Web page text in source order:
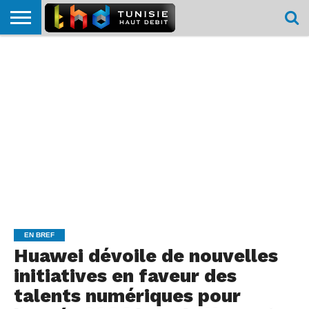
EN BREF
Huawei dévoile de nouvelles
initiatives en faveur des
talents numériques pour